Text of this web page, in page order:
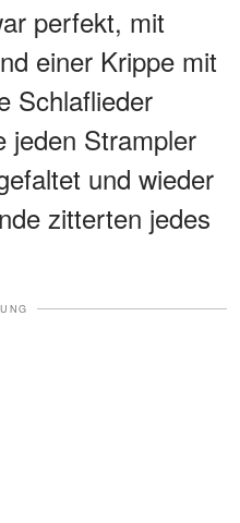
perfekt, mit
einer Krippe mit
Schlaflieder
jeden Strampler
und wieder
zitterten jedes